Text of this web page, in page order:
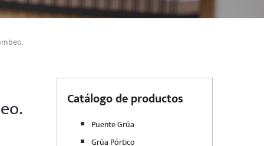
Catálogo de productos
Puente Grúa
Grúa Pórtico